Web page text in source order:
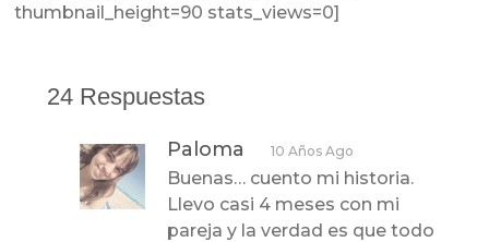
thumbnail_height=90 stats_views=0]
24 Respuestas
Paloma 10 Años Ago
Buenas… cuento mi historia.
Llevo casi 4 meses con mi
pareja y la verdad es que todo